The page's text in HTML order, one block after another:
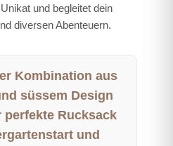
und begleitet dein
diversen Abenteuern.
Kombination aus
süssem Design
perfekte Rucksack
und